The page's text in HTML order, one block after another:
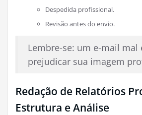
Despedida profissional.
Revisão antes do envio.
Lembre-se: um e-mail mal
prejudicar sua imagem
Redação de Relatórios
Estrutura e Análise